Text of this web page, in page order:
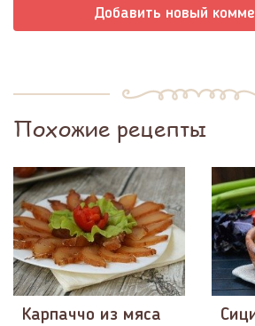
Добавить новый
Похожие рецепты
Карпаччо из мяса